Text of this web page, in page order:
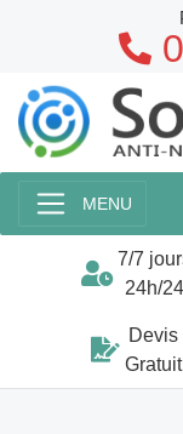
MENU
7/7
24h/24
Devis
Gratuit